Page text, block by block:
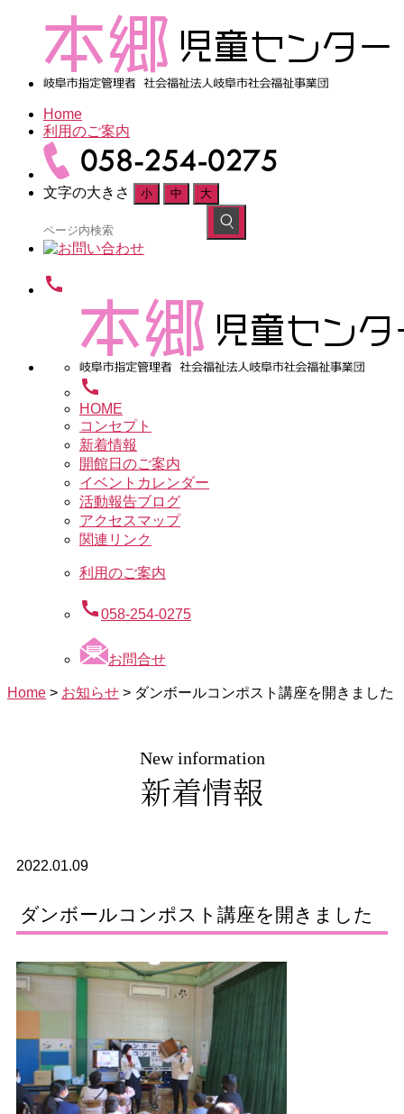
Home
利用のご案内
文字の大きさ 小 中 大
索
対
call
call
HOME
コンセプト
新着情報
開館日のご案内
イベントカレンダー
活動報告ブログ
アクセスマップ
関連リンク
利用のご案内
call058-254-0275
お問合せ
Home > お知らせ > ダンボールコンポスト講座を開きました
New information
新着情報
2022.01.09
ダンボールコンポスト講座を開きました